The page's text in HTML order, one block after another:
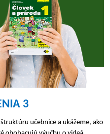
3
učebnice a ukážeme, ako